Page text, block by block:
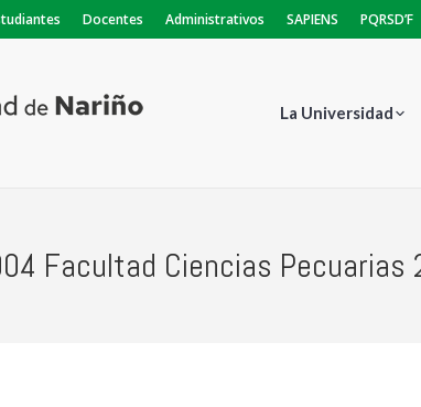
Docentes Administrativos SAPIENS PQRSD’F
La Universidad
Facultad Ciencias Pecuarias